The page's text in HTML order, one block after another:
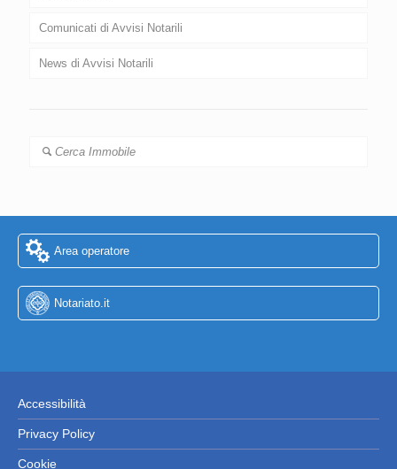
Comunicati di Avvisi Notarili
News di Avvisi Notarili
Cerca Immobile
Area operatore
Notariato.it
Accessibilità
Privacy Policy
Cookie